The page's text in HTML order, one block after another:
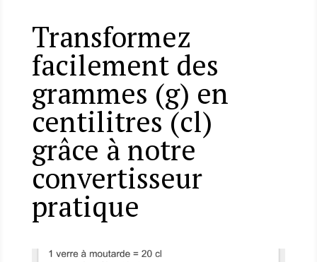
Transformez
facilement des
grammes (g) en
centilitres (cl)
grâce à notre
convertisseur
pratique